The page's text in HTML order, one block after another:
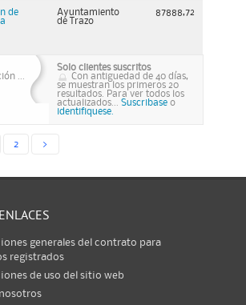
de
Ayuntamiento
de Trazo
87888,72
...
Solo clientes suscritos
Con antiguedad de 40 días,
se muestran los primeros 20
resultados. Para ver todos los
actualizados... Suscribase o
identifiquese.
2 >
generales del contrato para
registrados
de uso del sitio web